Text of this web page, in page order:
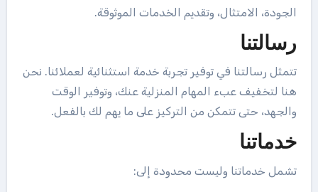
الجودة، الامتثال، وتقديم الخدمات الموثوقة.
رسالتنا
تتمثل رسالتنا في توفير تجربة خدمة استثنائية لعملائنا. نحن
هنا لتخفيف عبء المهام المنزلية عنك، وتوفير الوقت
والجهد، حتى تتمكن من التركيز على ما يهم لك بالفعل.
خدماتنا
تشمل خدماتنا وليست محدودة إلى: